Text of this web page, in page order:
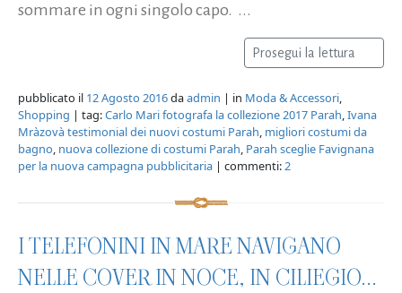
sommare in ogni singolo capo. ...
Prosegui la lettura
pubblicato il 12 Agosto 2016daadmin | in Moda & Accessori,
Shopping | tag:Carlo Mari fotografa la collezione 2017 Parah,Ivana
Mràzovà testimonial dei nuovi costumi Parah, migliori costumi da
bagno, nuova collezione di costumi Parah, Parah sceglie Favignana
per la nuova campagna pubblicitaria | commenti:2
I TELEFONINI IN MARE NAVIGANO
NELLE COVER IN NOCE, IN CILIEGIO...